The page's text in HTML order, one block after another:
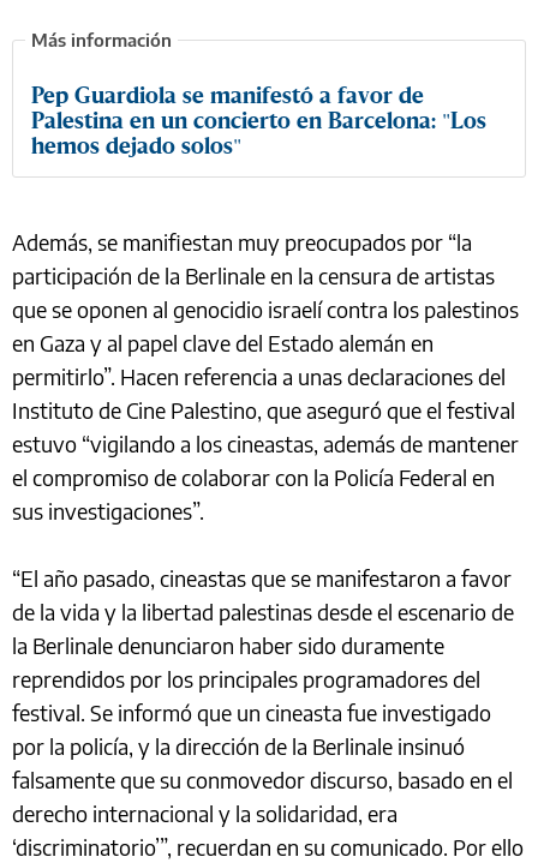
Pep Guardiola se manifestó a favor de
Palestina en un concierto en Barcelona: "Los
hemos dejado solos"
Además, se manifiestan muy preocupados por “la
participación de la Berlinale en la censura de artistas
que se oponen al genocidio israelí contra los palestinos
en Gaza y al papel clave del Estado alemán en
permitirlo”. Hacen referencia a unas declaraciones del
Instituto de Cine Palestino, que aseguró que el festival
estuvo “vigilando a los cineastas, además de mantener
el compromiso de colaborar con la Policía Federal en
sus investigaciones”.
“El año pasado, cineastas que se manifestaron a favor
de la vida y la libertad palestinas desde el escenario de
la Berlinale denunciaron haber sido duramente
reprendidos por los principales programadores del
festival. Se informó que un cineasta fue investigado
por la policía, y la dirección de la Berlinale insinuó
falsamente que su conmovedor discurso, basado en el
derecho internacional y la solidaridad, era
‘discriminatorio’”, recuerdan en su comunicado. Por ello